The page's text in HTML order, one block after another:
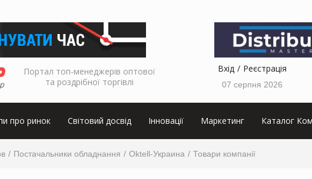
Портал топ-менеджерів оптової
та роздрібної торгівлі
Вхід Реєстрація
07 серпня 2026
про ринок Світовий досвід Інновації Маркетинг Каталог
Постачальники обладнання Oktell-Украина Товари компанії